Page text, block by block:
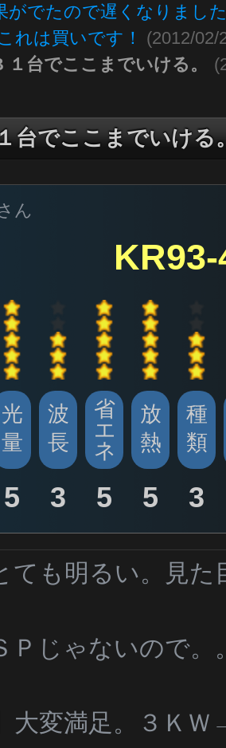
がでたので遅くなりまし
れは買いです！
(2012/02/
１台でここまでいける。
台でここまでいける
ん
光
量
波
長
省
エ
ネ
放
熱
種
類
5 3 5 5 3
ても明るい。見
Ｐじゃないので。
大変満足。３Ｋ